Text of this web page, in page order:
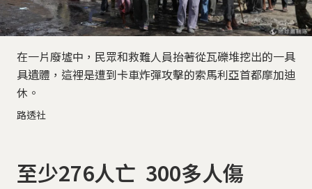
在一片廢墟中，民眾和救難人員抬著從瓦礫堆挖出的一具
具遺體，這裡是遭到卡車炸彈攻擊的索馬利亞首都摩加迪
休。
路透社
至少276人亡 300多人傷